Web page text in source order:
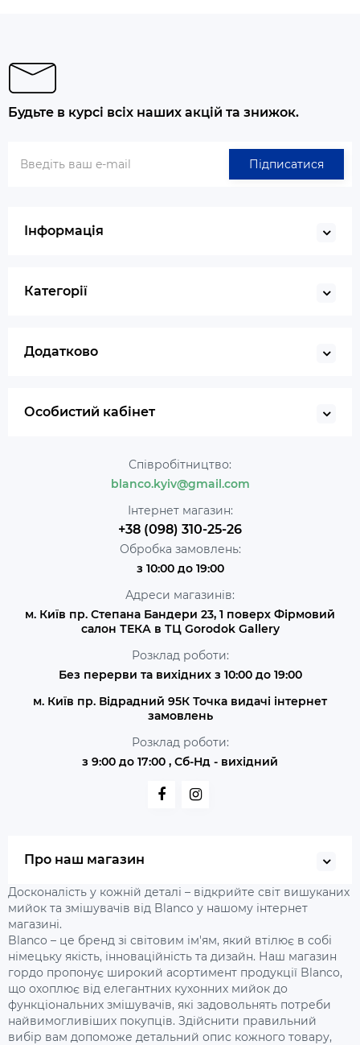
Будьте в курсі всіх наших акцій та знижок.
Підписатися
Інформація
Категорії
Додатково
Особистий кабінет
Співробітництво:
blanco.kyiv@gmail.com
Інтернет магазин:
+38 (098) 310-25-26
Обробка замовлень:
з 10:00 до 19:00
Адреси магазинів:
м. Київ пр. Степана Бандери 23, 1 поверх Фірмовий
салон ТЕКА в ТЦ Gorodok Gallery
Розклад роботи:
Без перерви та вихідних з 10:00 до 19:00
м. Київ пр. Відрадний 95К Точка видачі інтернет
замовлень
Розклад роботи:
з 9:00 до 17:00 , Сб-Нд - вихідний
Про наш магазин
Досконалість у кожній деталі – відкрийте світ вишуканих
мийок та змішувачів від Blanco у нашому інтернет
магазині.
Blanco – це бренд зі світовим ім'ям, який втілює в собі
німецьку якість, інноваційність та дизайн. Наш магазин
гордо пропонує широкий асортимент продукції Blanco,
що охоплює від елегантних кухонних мийок до
функціональних змішувачів, які задовольнять потреби
найвимогливіших покупців. Здійснити правильний
вибір вам допоможе детальний опис кожного товару,